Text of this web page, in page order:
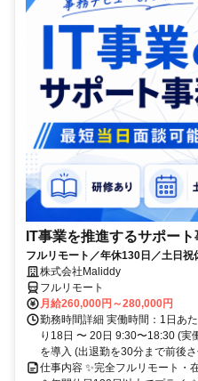
IT事業を推進するサポート
フルリモート／年休130日／土日
株式会社Maliddy
フルリモート
月給260,000円～280,000円
勤務時間詳細 実働時間：1日あ
り18日 〜 20日 9:30〜18:30 (
を導入 (出退勤を30分まで前後
仕事内容 ✨完全フルリモート・